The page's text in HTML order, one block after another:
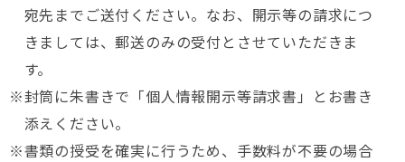
宛先までご送付ください。なお、開示等の請求につ
きましては、郵送のみの受付とさせていただきま
す。
封筒に朱書きで「個人情報開示等請求書」とお書き
添えください。
書類の授受を確実に行うため、手数料が不要の場合